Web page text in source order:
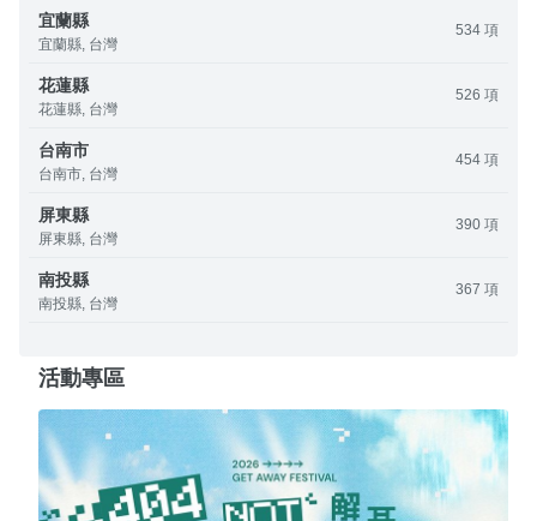
宜蘭縣
宜蘭縣, 台灣
534 項
花蓮縣
花蓮縣, 台灣
526 項
台南市
台南市, 台灣
454 項
屏東縣
屏東縣, 台灣
390 項
南投縣
南投縣, 台灣
367 項
活動專區